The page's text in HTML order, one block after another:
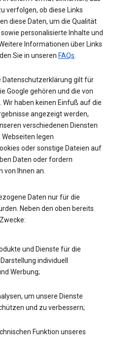
verfolgen, ob diese Links
diese Daten, um die Qualität
personalisierte Inhalte und
Informationen über Links
Sie in unseren FAQs
Datenschutzerklärung gilt für
Google gehören und die von
haben keinen Einfuß auf die
angezeigt werden,
verschiedenen Diensten
legen
oder sonstige Dateien auf
Daten oder fordern
Ihnen an.
Daten nur für die
Neben den oben bereits
und Dienste für die
individuell
Werbung;
um unsere Dienste
und zu verbessern;
Funktion unseres